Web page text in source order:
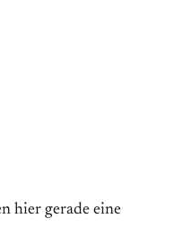
hier gerade eine